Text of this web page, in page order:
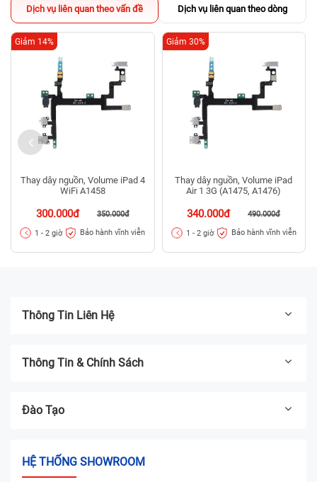
Dịch vụ liên quan theo vấn đề Dịch vụ liên quan theo dòng
Thay dây nguồn, Volume iPad 4
WiFi A1458
300.000đ 350.000đ
Giảm 14%
1 - 2 giờ Bảo hành vĩnh viễn
Thay dây nguồn, Volume iPad
Air 1 3G (A1475, A1476)
340.000đ 490.000đ
Giảm 30%
1 - 2 giờ Bảo hành vĩnh viễn
Thông Tin Liên Hệ
Thông Tin & Chính Sách
Đào Tạo
HỆ THỐNG SHOWROOM